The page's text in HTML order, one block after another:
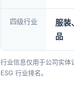
四级行业
服装
品
行业信息仅用于公司实体
ESG 行业排名。